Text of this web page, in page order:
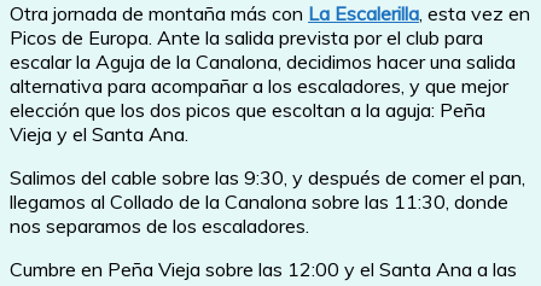
Otra jornada de montaña más con La Escalerilla, esta vez en
Picos de Europa. Ante la salida prevista por el club para
escalar la Aguja de la Canalona, decidimos hacer una salida
alternativa para acompañar a los escaladores, y que mejor
elección que los dos picos que escoltan a la aguja: Peña
Vieja y el Santa Ana.
Salimos del cable sobre las 9:30, y después de comer el pan,
llegamos al Collado de la Canalona sobre las 11:30, donde
nos separamos de los escaladores.
Cumbre en Peña Vieja sobre las 12:00 y el Santa Ana a las